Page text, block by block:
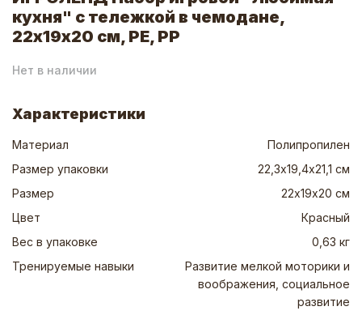
кухня" с тележкой в чемодане,
22х19х20 см, PE, PP
Нет в наличии
Характеристики
Материал
Полипропилен
Размер упаковки
22,3х19,4х21,1 см
Размер
22х19х20 см
Цвет
Красный
Вес в упаковке
0,63 кг
Тренируемые навыки
Развитие мелкой моторики и
воображения, социальное
развитие